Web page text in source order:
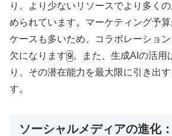
り、より少ないリソースでより多く
められています。マーケティング予
ケースも多いため 、コラボレーショ
欠になります 9 。また、生成AIの活用
り、その潜在能力を最大限に引き出
す。
ソーシャルメディアの進化